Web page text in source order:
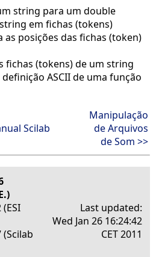
string para um double
em fichas (tokens)
as posições das fichas (token)
fichas (tokens) de um string
ASCII de uma função
Scilab
Manipulação
de Arquivos
de Som >>
Last updated:
Wed Jan 26 16:24:42
CET 2011